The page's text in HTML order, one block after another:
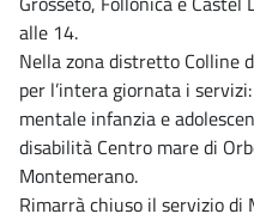
alle 14.
Nella zona distretto Colline
per l’intera giornata i
mentale infanzia e
disabilità Centro mare di
Montemerano.
Rimarrà chiuso il servizio di